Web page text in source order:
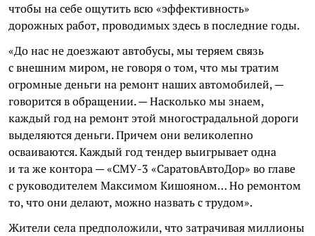
чтобы на себе ощутить всю «эффективность»
дорожных работ, проводимых здесь в последние годы.
«До нас не доезжают автобусы, мы теряем связь
с внешним миром, не говоря о том, что мы тратим
огромные деньги на ремонт наших автомобилей, —
говорится в обращении. — Насколько мы знаем,
каждый год на ремонт этой многострадальной дороги
выделяются деньги. Причем они великолепно
осваиваются. Каждый год тендер выигрывает одна
и та же контора — «СМУ-3 «СаратовАвтоДор» во главе
с руководителем МаксимомКишояном…Но ремонтом
то, что они делают, можно назвать с трудом».
Жители села предположили, что затрачивая миллионы